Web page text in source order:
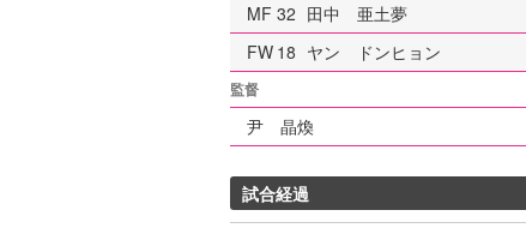
MF 32 田中 亜土夢
FW 18 ヤン ドンヒョン
監督
尹 晶煥
試合経過